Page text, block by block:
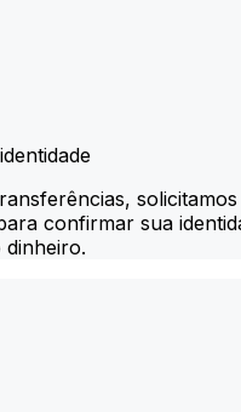
confirmar sua
dinheiro.